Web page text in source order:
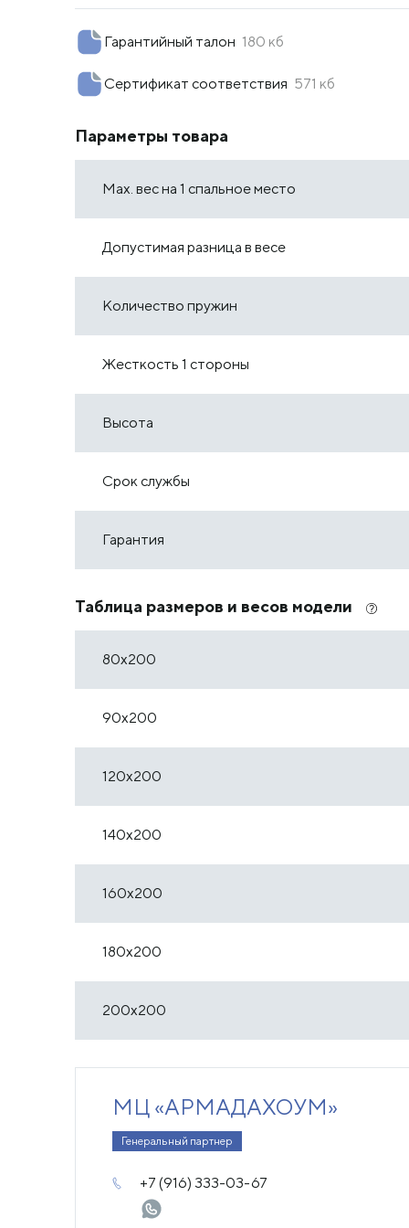
Гарантийный талон 180 кб
Сертификат соответствия 571 кб
Параметры товара
Max. вес на 1 спальное место
Допустимая разница в весе
Количество пружин
Жесткость 1 стороны
Высота
Срок службы
Гарантия
Таблица размеров и весов модели
80х200
90х200
120х200
140х200
160х200
180х200
200х200
МЦ «АРМАДАХОУМ»
Генеральный партнер
+7 (916) 333-03-67